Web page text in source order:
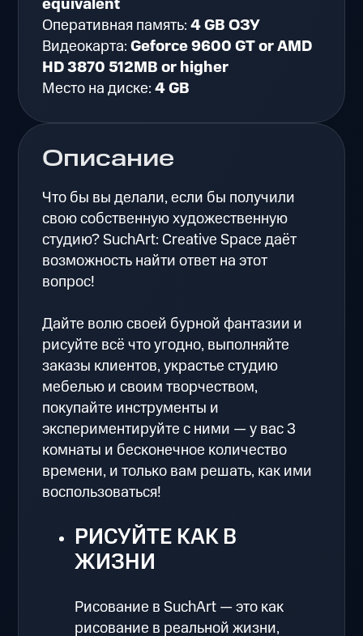
Описание
Что бы вы делали, если бы получили
свою собственную художественную
студию? SuchArt: Creative Space даёт
возможность найти ответ на этот
вопрос!
Дайте волю своей бурной фантазии и
рисуйте всё что угодно, выполняйте
заказы клиентов, украстье студию
мебелью и своим творчеством,
покупайте инструменты и
экспериментируйте с ними — у вас 3
комнаты и бесконечное количество
времени, и только вам решать, как ими
воспользоваться!
РИСУЙТЕ КАК В
ЖИЗНИ
Рисование в SuchArt — это как
рисование в реальной жизни,
Оперативная память:4 GB ОЗУ
Видеокарта:Geforce 9600 GT or AMD
HD 3870 512MB or higher
Место на диске:4 GB